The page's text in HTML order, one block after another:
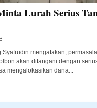
Lurah Serius
Syafrudin mengatakan,
akan ditangani dengan
mengalokasikan dana...